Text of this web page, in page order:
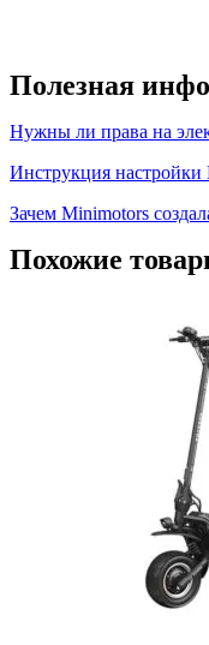
Полезная
Нужны ли права на
Инструкция настройки
Зачем Minimotors
Похожие